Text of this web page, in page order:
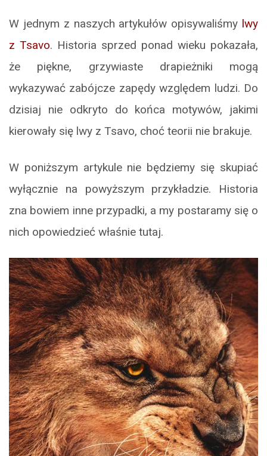
W jednym z naszych artykułów opisywaliśmy lwy
z Tsavo. Historia sprzed ponad wieku pokazała,
że piękne, grzywiaste drapieżniki mogą
wykazywać zabójcze zapędy względem ludzi. Do
dzisiaj nie odkryto do końca motywów, jakimi
kierowały się lwy z Tsavo, choć teorii nie brakuje.
W poniższym artykule nie będziemy się skupiać
wyłącznie na powyższym przykładzie. Historia
zna bowiem inne przypadki, a my postaramy się o
nich opowiedzieć właśnie tutaj.